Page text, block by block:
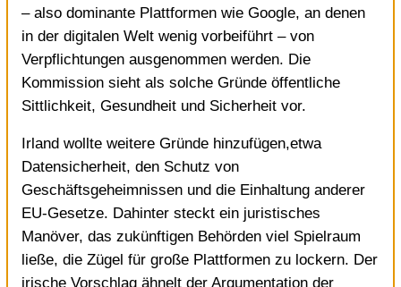
– also dominante Plattformen wie Google, an denen
in der digitalen Welt wenig vorbeiführt – von
Verpflichtungen ausgenommen werden. Die
Kommission sieht als solche Gründe öffentliche
Sittlichkeit, Gesundheit und Sicherheit vor.
Irland wollte weitere Gründe hinzufügen,etwa
Datensicherheit, den Schutz von
Geschäftsgeheimnissen und die Einhaltung anderer
EU-Gesetze. Dahinter steckt ein juristisches
Manöver, das zukünftigen Behörden viel Spielraum
ließe, die Zügel für große Plattformen zu lockern. Der
irische Vorschlag ähnelt der Argumentation der